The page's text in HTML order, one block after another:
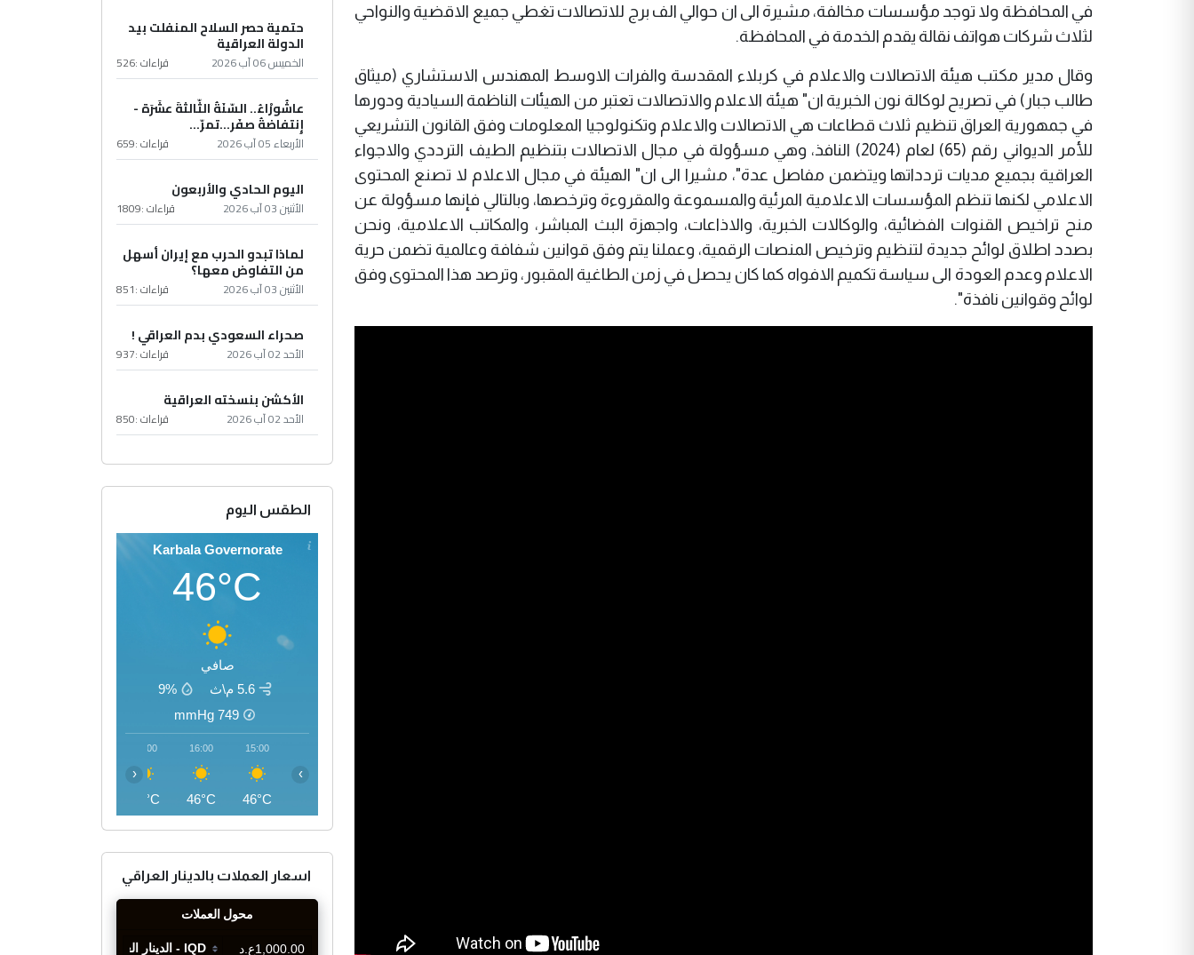
في المحافظة ولا توجد مؤسسات مخالفة، مشيرة الى ان حوالي الف برج للاتصالات تغطي جميع الاقضية والنواحي
لثلاث شركات هواتف نقالة يقدم الخدمة في المحافظة.
وقال مدير مكتب هيئة الاتصالات والاعلام في كربلاء المقدسة والفرات الاوسط المهندس الاستشاري (ميثاق
طالب جبار) في تصريح لوكالة نون الخبرية ان" هيئة الاعلام والاتصالات تعتبر من الهيئات الناظمة السيادية ودورها
في جمهورية العراق تنظيم ثلاث قطاعات هي الاتصالات والاعلام وتكنولوجيا المعلومات وفق القانون التشريعي
للأمر الديواني رقم (65) لعام (2024) النافذ، وهي مسؤولة في مجال الاتصالات بتنظيم الطيف الترددي والاجواء
العراقية بجميع مديات تردداتها ويتضمن مفاصل عدة"، مشيرا الى ان" الهيئة في مجال الاعلام لا تصنع المحتوى
الاعلامي لكنها تنظم المؤسسات الاعلامية المرئية والمسموعة والمقروءة وترخصها، وبالتالي فإنها مسؤولة عن
منح تراخيص القنوات الفضائية، والوكالات الخبرية، والاذاعات، واجهزة البث المباشر، والمكاتب الاعلامية، ونحن
بصدد اطلاق لوائح جديدة لتنظيم وترخيص المنصات الرقمية، وعملنا يتم وفق قوانين شفافة وعالمية تضمن حرية
الاعلام وعدم العودة الى سياسة تكميم الافواه كما كان يحصل في زمن الطاغية المقبور، وترصد هذا المحتوى وفق
لوائح وقوانين نافذة".
حتمية حصر السلاح المنفلت بيد
الدولة العراقية
الخميس 06 آب 2026 قراءات :526
عاشُورْاءُ.. السّنَةُ الثّالثةَ عشَرَة -
إِنتفاضةُ صفَر…تمرّ...
الأربعاء 05 آب 2026 قراءات :659
اليوم الحادي والأربعون
الأثنين 03 آب 2026 قراءات :1809
لماذا تبدو الحرب مع إيران أسهل
من التفاوض معها؟
الأثنين 03 آب 2026 قراءات :851
صحراء السعودي بدم العراقي !
الأحد 02 آب 2026 قراءات :937
الأكشن بنسخته العراقية
الأحد 02 آب 2026 قراءات :850
الطقس اليوم
Karbala Governorate
46°C
صافي
5.6 م\ث
9%
749
mmHg
15:00
46°C
16:00
46°C
17:00
45°C
‹ ›
اسعار العملات بالدينار العراقي